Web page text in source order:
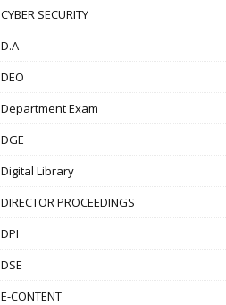
CYBER SECURITY
D.A
DEO
Department Exam
DGE
Digital Library
DIRECTOR PROCEEDINGS
DPI
DSE
E-CONTENT